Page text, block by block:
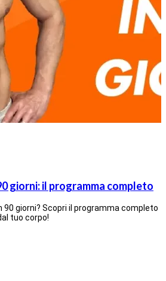
giorni: il programma completo
90 giorni? Scopri il programma completo
tuo corpo!